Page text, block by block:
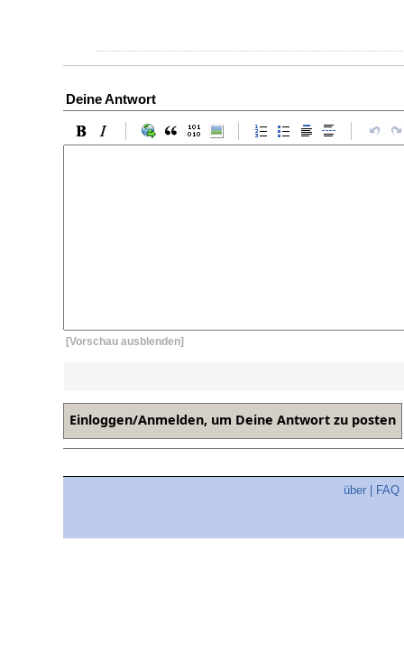
Deine Antwort
[Vorschau ausblenden]
über FAQ